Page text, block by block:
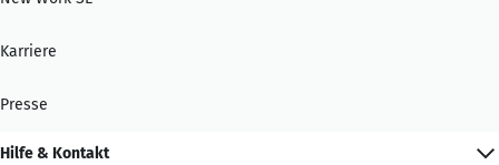
Karriere
Presse
Hilfe & Kontakt